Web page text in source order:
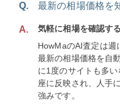
Q. 最新の相場価格を
A.
気軽に相場を確認す
HowMaのAI査定は週
最新の相場価格を自
に1度のサイトも多
座に反映され、人手
強みです。